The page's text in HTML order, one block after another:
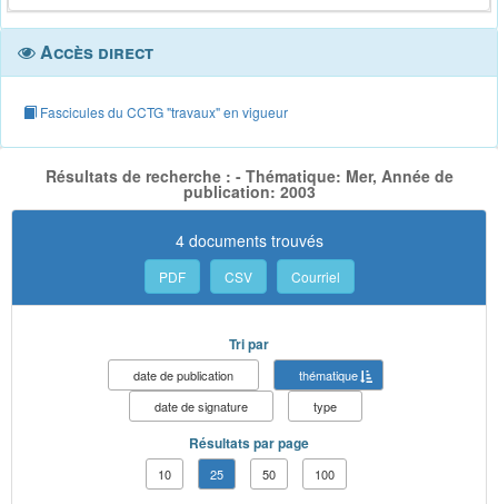
Accès direct
Fascicules du CCTG "travaux" en vigueur
Résultats de recherche : - Thématique: Mer, Année de
publication: 2003
4 documents trouvés
PDF CSV Courriel
Tri par
date de publication
thématique
date de signature
type
Résultats par page
10 25 50 100